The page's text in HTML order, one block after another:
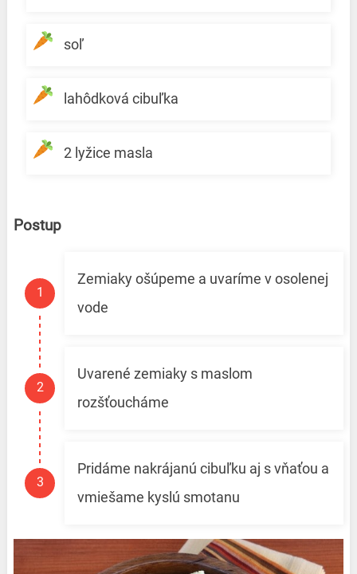
soľ
lahôdková cibuľka
2 lyžice masla
Postup
Zemiaky ošúpeme a uvaríme v osolenej
vode
Uvarené zemiaky s maslom
rozšťoucháme
Pridáme nakrájanú cibuľku aj s vňaťou a
vmiešame kyslú smotanu